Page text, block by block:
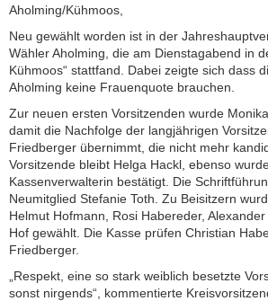
Aholming/Kühmoos,
Neu gewählt worden ist in der
Wähler Aholming, die am Dienstagabend in
Kühmoos“ stattfand. Dabei zeigte sich dass
Aholming keine Frauenquote brauchen.
Zur neuen ersten Vorsitzenden wurde
damit die Nachfolge der langjährigen
Friedberger übernimmt, die nicht mehr
Vorsitzende bleibt Helga Hackl, ebenso
Kassenverwalterin bestätigt. Die
Neumitglied Stefanie Toth. Zu Beisitzern
Helmut Hofmann, Rosi Habereder,
Hof gewählt. Die Kasse prüfen Christian
Friedberger.
„Respekt, eine so stark weiblich besetzte
sonst nirgends“, kommentierte